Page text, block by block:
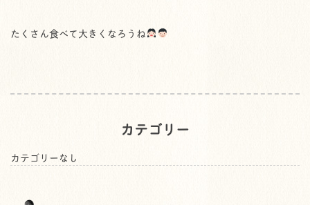
たくさん食べて大きくなろうね
カテゴリー
カテゴリーなし